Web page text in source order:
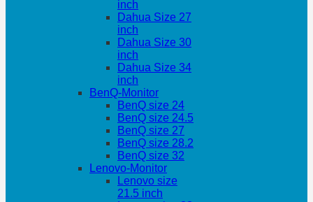
inch
Dahua Size 27
inch
Dahua Size 30
inch
Dahua Size 34
inch
BenQ-Monitor
BenQ size 24
BenQ size 24.5
BenQ size 27
BenQ size 28.2
BenQ size 32
Lenovo-Monitor
Lenovo size
21.5 inch